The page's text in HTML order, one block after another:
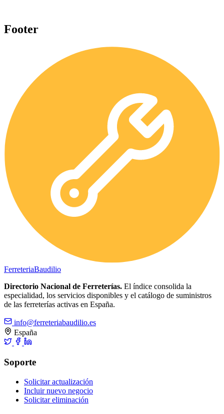
Footer
FerreteriaBaudilio
Directorio Nacional de Ferreterías. El índice consolida la
especialidad, los servicios disponibles y el catálogo de suministros
de las ferreterías activas en España.
info@ferreteriabaudilio.es
España
Soporte
Solicitar actualización
Incluir nuevo negocio
Solicitar eliminación